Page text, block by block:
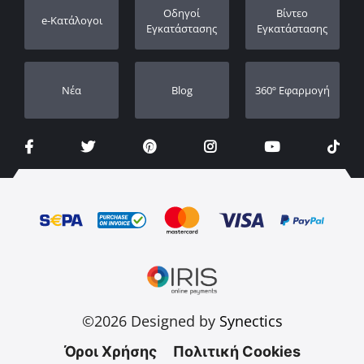
Οι Αντιπρόσωποι μας
e-Κατάλογοι
Οδηγοί
Εγκατάστασης
Βίντεο
Εγκατάστασης
Νέα Blog 360º Εφαρμογή
©2026 Designed by Synectics
Όροι Χρήσης Πολιτική Cookies